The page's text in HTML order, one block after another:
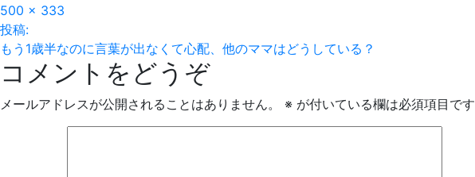
フ
ル
サ
イ
ズ
500 × 333
投
稿
ナ
投稿:
もう1歳半なのに言葉が出なくて心配、他のママはどうしている？
コメントをどうぞ
メールアドレスが公開されることはありません。 ※ が付いている欄は必須項目です